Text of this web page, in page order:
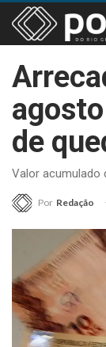
de
Valor acumulado
Por Redação